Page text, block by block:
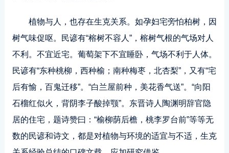
植物与人，也存在生克关系。如孕妇宅旁怕柏树，因
树气味促呕。民谚有“榕树不容人”，榕树气根的气场对人
不利。不宜近宅。葡萄架下不宜睡卧，气场不利于人体。
民谚有“东种桃柳，西种榆；南种梅枣，北杏梨”，又有“宅
后有愉，百鬼迁移”。“白兰屋前种，美花香气送”。“向阳
石榴红似火，背阴李子酸掉颚”。东晋诗人陶渊明辞官隐
居的住宅，题诗赞曰：“榆柳荫后檐，桃李罗台前”等等无
数的民谚和诗文，都是对植物与环境的适宜与不适，生克